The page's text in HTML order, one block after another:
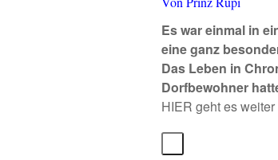
Es war einmal in
eine ganz
Das Leben in
Dorfbewohner
HIER geht es